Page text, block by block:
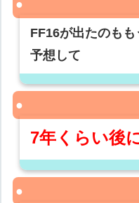
FF16が出たのも
予想して
7年くらい後